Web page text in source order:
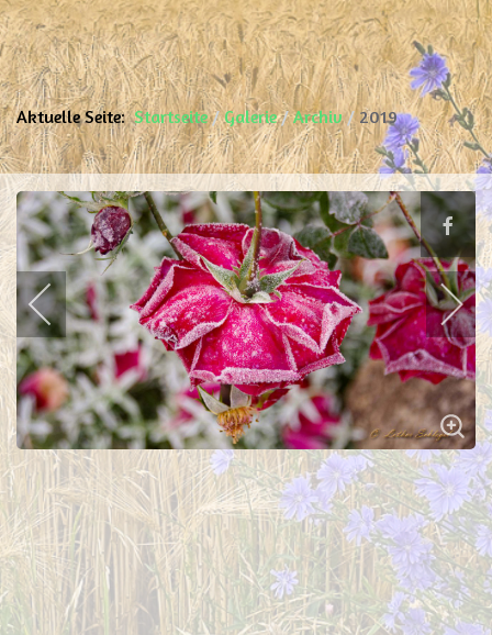
Aktuelle Seite:Startseite Galerie Archiv 2019